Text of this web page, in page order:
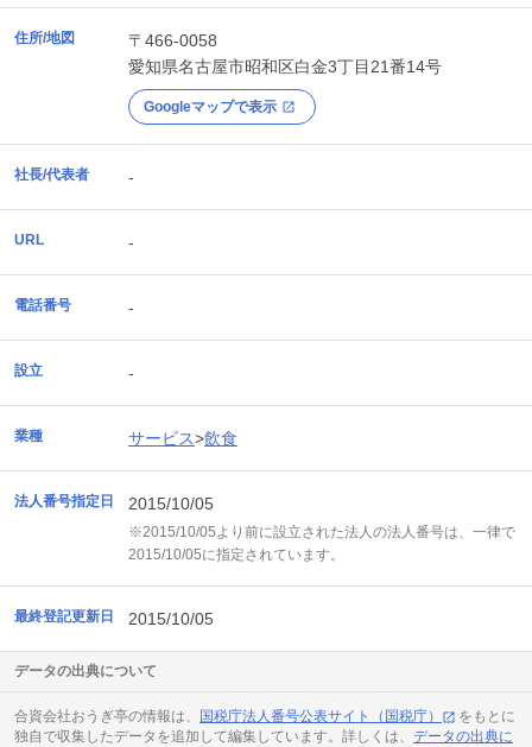
住所/地図
〒466-0058
愛知県名古屋市昭和区白金3丁目21番14号
Googleマップで表示
社長/代表者 -
URL -
電話番号 -
設立 -
業種 サービス>飲食
法人番号指定日 2015/10/05
※2015/10/05より前に設立された法人の法人番号は、一律で
2015/10/05に指定されています。
最終登記更新日 2015/10/05
データの出典について
合資会社おうぎ亭の情報は、 国税庁法人番号公表サイト（国税庁）
をもとに
独自で収集したデータを追加して編集しています。詳しくは、 データの出典に